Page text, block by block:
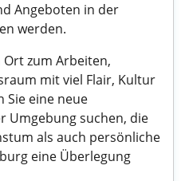
Angeboten in der
werden.
zum Arbeiten,
mit viel Flair, Kultur
Sie eine neue
Umgebung suchen, die
als auch persönliche
eine Überlegung